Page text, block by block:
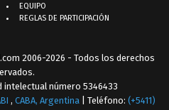
EQUIPO
REGLAS DE PARTICIPACIÓN
2006-2026 - Todos los derechos
intelectual número 5346433
, CABA, Argentina | Teléfono: (+5411)